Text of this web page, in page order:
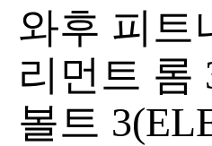
와후 피트
리먼트 롬
볼트